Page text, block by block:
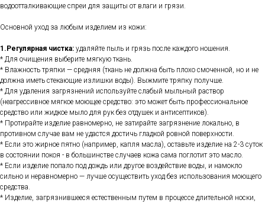
водоотталкивающие спреи для защиты от влаги и грязи.
Основной уход за любым изделием из кожи:
1.Регулярная чистка: удаляйте пыль и грязь после каждого ношения.
* Для очищения выберите мягкую ткань.
* Влажность тряпки — средняя (ткань не должна быть плохо смоченной, но и не
должна иметь стекающие излишки воды). Выжмите тряпку получше.
* Для удаления загрязнений используйте слабый мыльный раствор
(неагрессивное мягкое моющее средство: это может быть профессиональное
средство или жидкое мыло для рук без отдушек и антисептиков).
* Протирайте изделие равномерно, не затирайте загрязнение локально, в
противном случае вам не удастся достичь гладкой ровной поверхности.
* Если это жирное пятно (например, капля масла), оставьте изделие на 2-3 суток
в состоянии покоя - в большинстве случаев кожа сама поглотит это масло.
* Если изделие попало под дождь или другое воздействие воды, и намокло
сильно и неравномерно — лучше осуществить уход без использования моющего
средства.
* Изделие, загрязнившееся естественным путем в процессе длительной носки,